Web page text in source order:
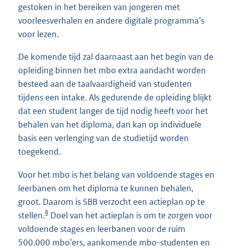
gestoken in het bereiken van jongeren met
voorleesverhalen en andere digitale programma’s
voor lezen.
De komende tijd zal daarnaast aan het begin van de
opleiding binnen het mbo extra aandacht worden
besteed aan de taalvaardigheid van studenten
tijdens een intake. Als gedurende de opleiding blijkt
dat een student langer de tijd nodig heeft voor het
behalen van het diploma, dan kan op individuele
basis een verlenging van de studietijd worden
toegekend.
Voor het mbo is het belang van voldoende stages en
leerbanen om het diploma te kunnen behalen,
groot. Daarom is SBB verzocht een actieplan op te
stellen.4 Doel van het actieplan is om te zorgen voor
voldoende stages en leerbanen voor de ruim
500.000 mbo’ers, aankomende mbo-studenten en